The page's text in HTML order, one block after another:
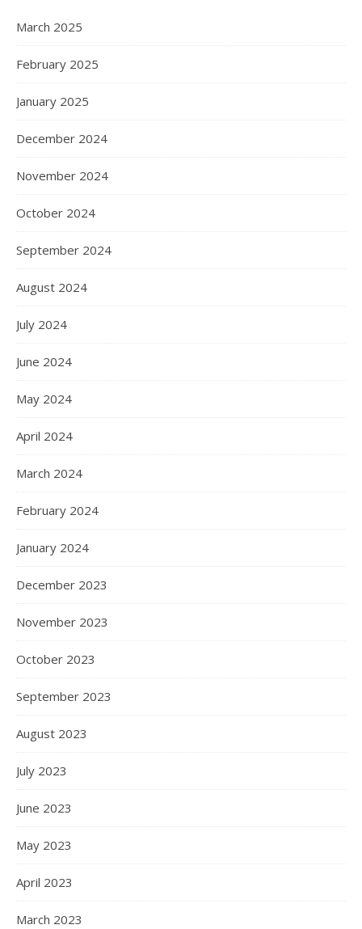
March 2025
February 2025
January 2025
December 2024
November 2024
October 2024
September 2024
August 2024
July 2024
June 2024
May 2024
April 2024
March 2024
February 2024
January 2024
December 2023
November 2023
October 2023
September 2023
August 2023
July 2023
June 2023
May 2023
April 2023
March 2023